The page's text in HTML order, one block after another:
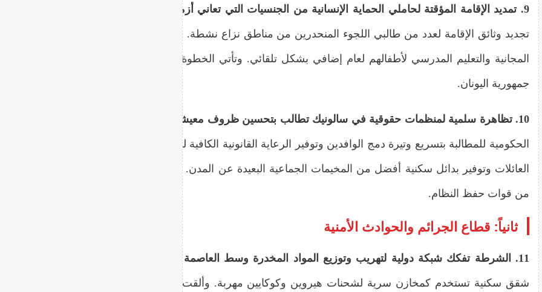
9. تمديد الإقامة المؤقتة لحاملي الحماية الإنسانية من الجنسيات التي تعاني أزمات مستمرة
تجديد وثائق الإقامة لعدد من طالبي اللجوء المنحدرين من مناطق نزاع نشطة. ويمنح القرار المستفيدين الحق في
المجانية والتعليم المدرسي لأطفالهم لعام إضافي بشكل تلقائي. وتأتي الخطوة التزاماً بالمعايير والاتفاقيات الدولية
جمهورية اليونان.
10. تظاهرة سلمية لمنظمات حقوقية في سالونيك تطالب بتحسين ظروف معيشة المهاجرين
الحكومية للمطالبة بتسريع وتيرة دمج الوافدين وتوفير الرعاية القانونية الكافية لهم. ودعا المشاركون إلى تسهيل
العائلات وتوفير بدائل سكنية أفضل من المخيمات الجماعية البعيدة عن المدن. وانتهت الفعالية دون تسجيل أي مناوشات
من قوات حفظ النظام.
ثانياً: قطاع الجرائم والحوادث الأمنية
11. الشرطة تفكك شبكة دولية لتهريب وتوزيع المواد المخدرة وسط العاصمة أثينا
شقق سكنية تستخدم كمخازن سرية لشحنات هيروين وكوكايين مهربة. وألقت القوات القبض على خمسة أشخاص من